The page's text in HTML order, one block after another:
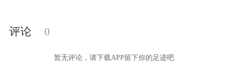
评论 0
暂无评论，请下载APP留下你的足迹吧